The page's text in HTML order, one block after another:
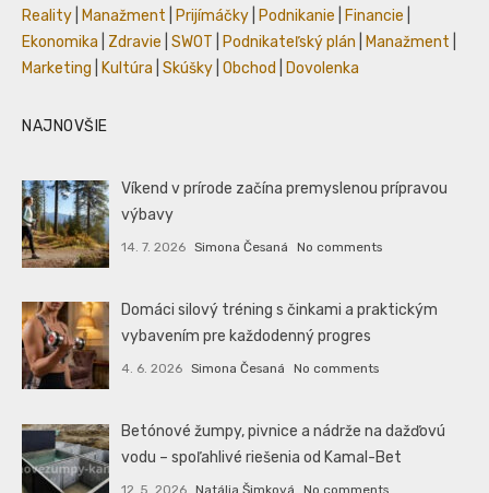
Reality
Manažment Prijímáčky Podnikanie Financie
Ekonomika
Zdravie SWOT Podnikateľský plán Manažment
Marketing
Kultúra Skúšky Obchod Dovolenka
NAJNOVŠIE
Víkend v prírode začína premyslenou prípravou
výbavy
14. 7. 2026 Simona Česaná No comments
Domáci silový tréning s činkami a praktickým
vybavením pre každodenný progres
4. 6. 2026 Simona Česaná No comments
Betónové žumpy, pivnice a nádrže na dažďovú
vodu – spoľahlivé riešenia od Kamal-Bet